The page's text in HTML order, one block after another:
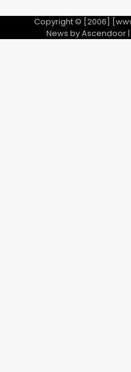
Copyright © [2006]
News byAscendoor|